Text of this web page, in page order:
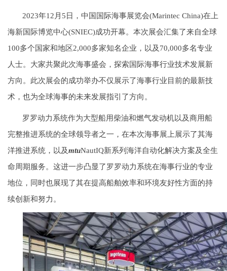
2023年12月5日，中国国际海事展览会(Marintec China)在上
海新国际博览中心(SNIEC)成功开幕。本次展会汇集了来自全球
100多个国家和地区2,000多家知名企业，以及70,000多名专业
人士。大家共聚此次海事盛会，探索国际海事行业技术发展新
方向。此次展会的成功举办不仅展示了海事行业目前的最新技
术，也为全球海事的未来发展指引了方向。
罗罗动力系统作为大型船用柴油和燃气发动机以及商用船
完整推进系统的全球领导者之一，在本次海事展上展示了其海
洋推进系统，以及mtuNautIQ新系列海洋自动化解决方案及全生
命周期服务。这进一步凸显了罗罗动力系统在海事行业的专业
地位，同时也展现了其在提高船舶效率和环境友好性方面的持
续创新和努力。